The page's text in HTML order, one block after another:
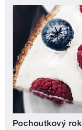
Pochoutkový rok